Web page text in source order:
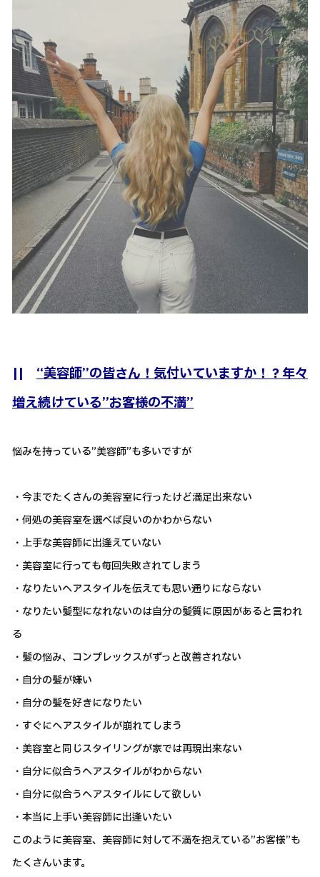
|| “美容師”の皆さん！気付いていますか！？年々
増え続けている”お客様の不満”
悩みを持っている”美容師”も多いですが
・今までたくさんの美容室に行ったけど満足出来ない
・何処の美容室を選べば良いのかわからない
・上手な美容師に出逢えていない
・美容室に行っても毎回失敗されてしまう
・なりたいヘアスタイルを伝えても思い通りにならない
・なりたい髪型になれないのは自分の髪質に原因があると言われ
る
・髪の悩み、コンプレックスがずっと改善されない
・自分の髪が嫌い
・自分の髪を好きになりたい
・すぐにヘアスタイルが崩れてしまう
・美容室と同じスタイリングが家では再現出来ない
・自分に似合うヘアスタイルがわからない
・自分に似合うヘアスタイルにして欲しい
・本当に上手い美容師に出逢いたい
このように美容室、美容師に対して不満を抱えている”お客様”も
たくさんいます。